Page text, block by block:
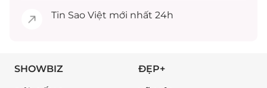
Tin Sao Việt mới nhất 24h
SHOWBIZ ĐẸP+